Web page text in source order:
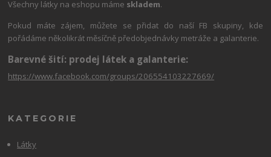
Všechny látky na eshopu máme skladem.
Pokud máte zájem, můžete se přidat do naší FB skupiny, kde
pořádáme několikrát měsíčně předobjednávky metráže a galanterie.
Barevné šití: prodej látek a galanterie:
https://www.facebook.com/groups/206554103227669/
KATEGORIE
Látky